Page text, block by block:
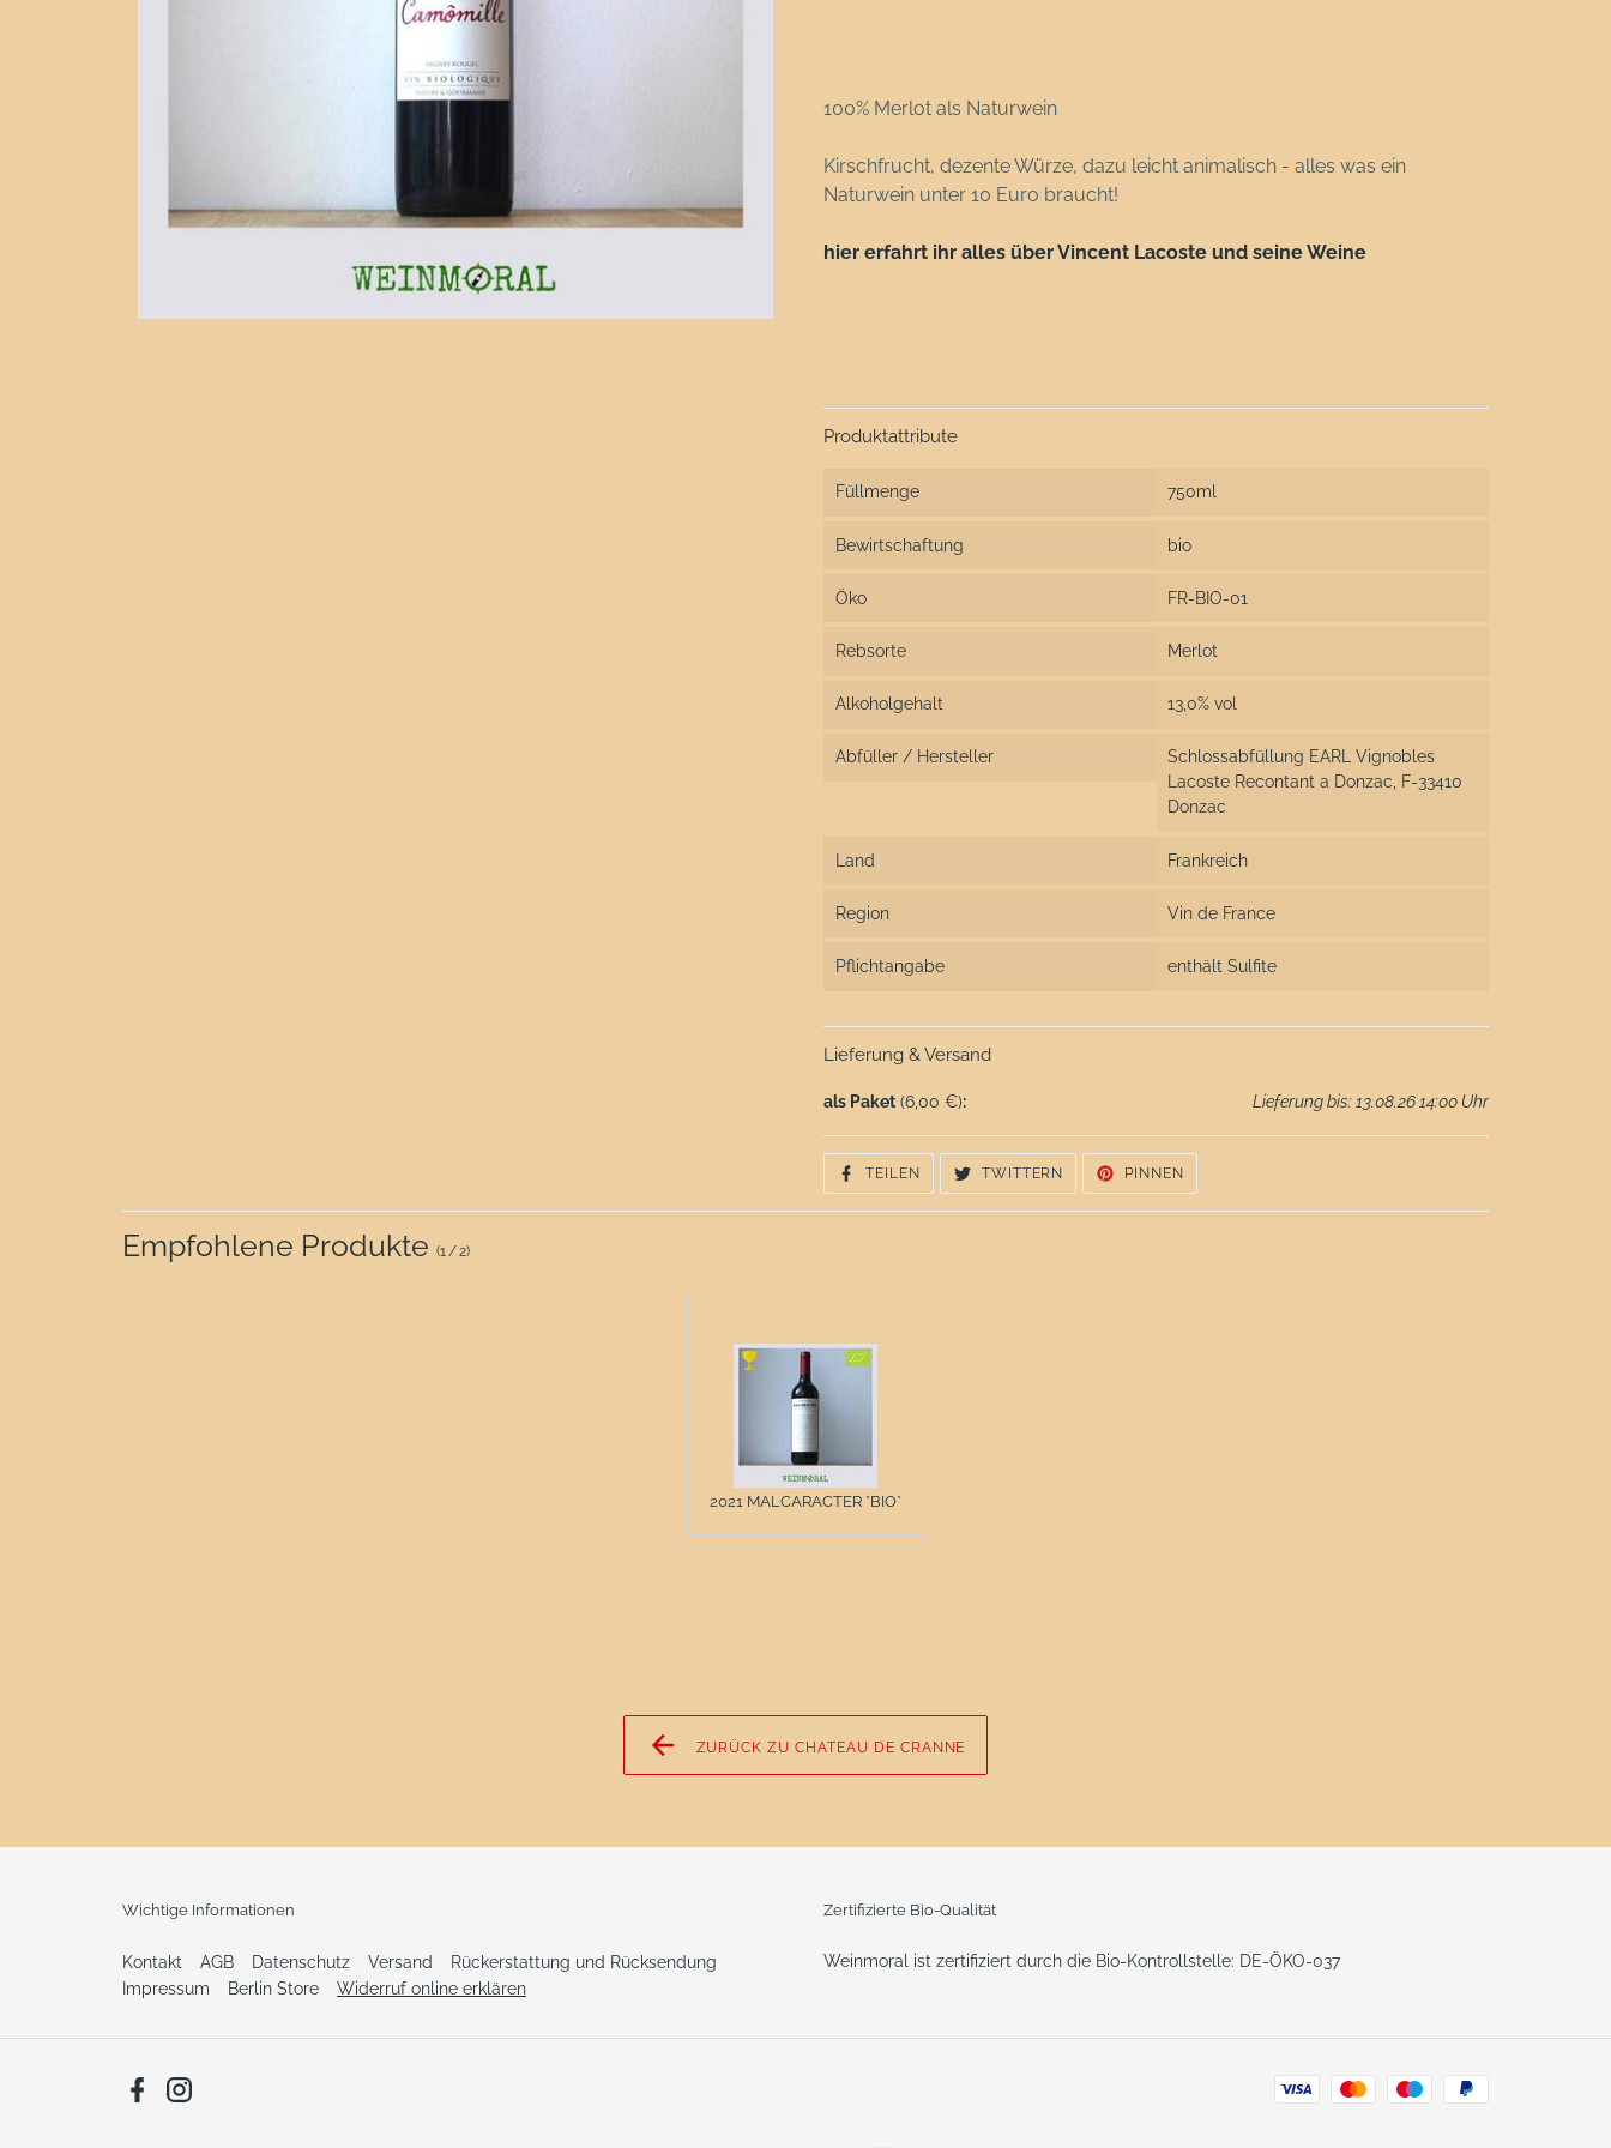
100% Merlot als Naturwein
Kirschfrucht, dezente Würze, dazu leicht animalisch - alles was ein
Naturwein unter 10 Euro braucht!
hier erfahrt ihr alles über Vincent Lacoste und seine Weine
Produktattribute
Füllmenge 750ml
Bewirtschaftung bio
Öko FR-BIO-01
Rebsorte Merlot
Alkoholgehalt 13,0% vol
Abfüller / Hersteller
Schlossabfüllung EARL Vignobles
Lacoste Recontant a Donzac, F-33410
Donzac
Land Frankreich
Region Vin de France
Pflichtangabe enthält Sulfite
Lieferung & Versand
als Paket (6,00 €): Lieferung bis: 13.08.26 14:00 Uhr
TEILENAUF
FACEBOOK
TEILEN
TWITTERN
TWITTER
TWITTERN
PINNEN
PINNEN
Empfohlene Produkte (1 /2)
2021 MALCARACTER *BIO*
ZURÜCK ZU CHATEAU DE CRANNE
Wichtige Informationen
Kontakt AGB Datenschutz Versand
Rückerstattung und Rücksendung
Impressum
Berlin Store Widerruf online erklären
Zertifizierte Bio-Qualität
Weinmoral ist zertifiziert durch die Bio-Kontrollstelle: DE-ÖKO-037
Facebook